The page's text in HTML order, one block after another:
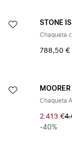
STONE
Chaqueta
788,50 €
MOORER
Chaqueta
2.413 €
-40%